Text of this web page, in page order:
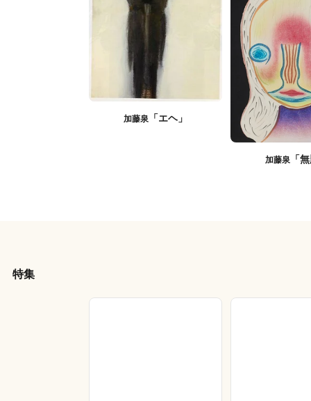
加藤泉 「エヘ」
加藤泉 「
特集